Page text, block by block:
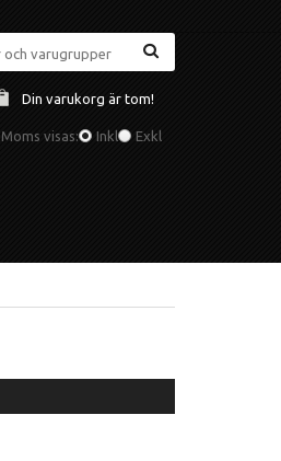
Din varukorg är tom!
Moms visas: Inkl Exkl